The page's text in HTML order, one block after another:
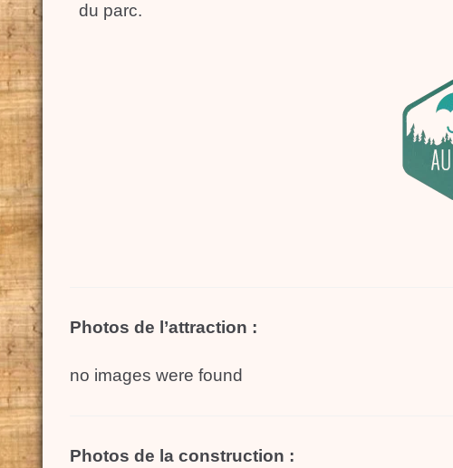
du parc.
Photos de l’attraction :
no images were found
Photos de la construction :